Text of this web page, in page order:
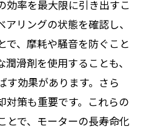
効率を最大限に引き出すこ
リングの状態を確認し、
で、摩耗や騒音を防ぐこと
滑剤を使用することも、
す効果があります。さら
対策も重要です。これらの
とで、モーターの長寿命化